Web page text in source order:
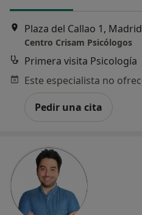
Plaza del Callao 1, Madrid
Centro Crisam Psicólogos
Primera visita Psicología
Pedir una cita